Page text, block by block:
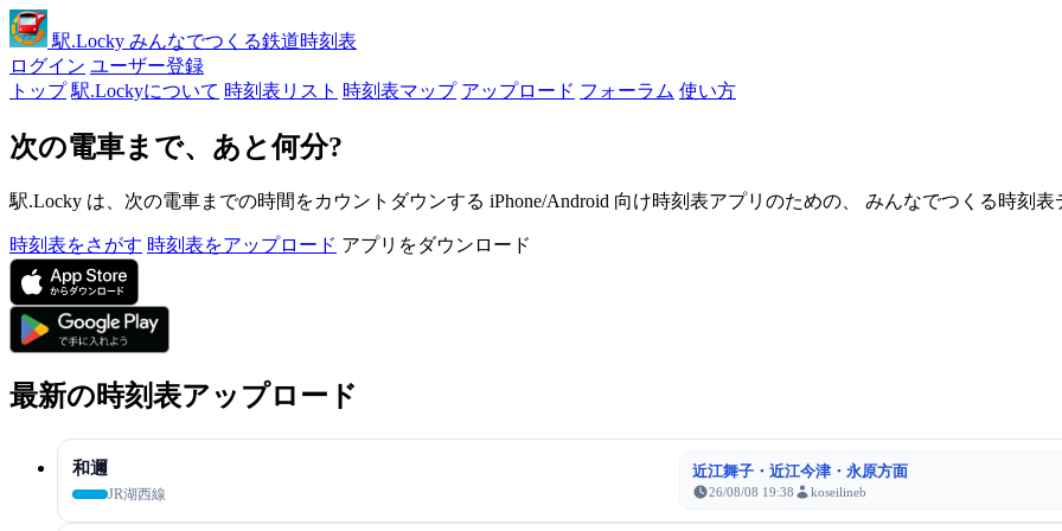
駅.Locky みんなでつくる鉄道時刻表
ログイン ユーザー登録
トップ 駅.Lockyについて 時刻表リスト 時刻表マップ アップロード フォーラム 使い方
次の電車まで、あと何分?
駅.Locky は、次の電車までの時間をカウントダウンする iPhone/Android 向け時刻表アプリのための、 みんなでつくる時刻表
時刻表をさがす 時刻表をアップロード アプリをダウンロード
最新の時刻表アップロード
和邇
JR湖西線
近江舞子・近江今津・永原方面
26/08/08 19:38 koseilineb